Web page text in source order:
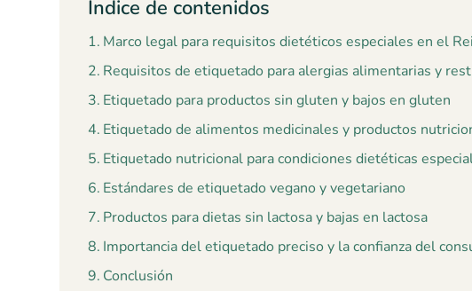
Índice de contenidos
Marco legal para requisitos dietéticos especiales en el
Requisitos de etiquetado para alergias alimentarias y
Etiquetado para productos sin gluten y bajos en gluten
Etiquetado de alimentos medicinales y productos
Etiquetado nutricional para condiciones dietéticas
Estándares de etiquetado vegano y vegetariano
Productos para dietas sin lactosa y bajas en lactosa
Importancia del etiquetado preciso y la confianza del
Conclusión